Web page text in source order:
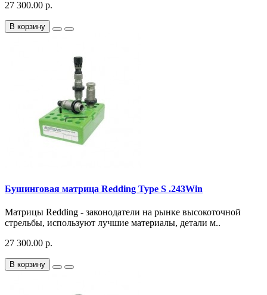
27 300.00 р.
В корзину
Бушинговая матрица Redding Type S .243Win
Матрицы Redding - законодатели на рынке высокоточной
стрельбы, используют лучшие материалы, детали м..
27 300.00 р.
В корзину